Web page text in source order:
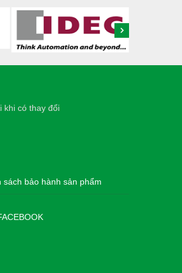
khi có thay đổi
sách bảo hành sản phẩm